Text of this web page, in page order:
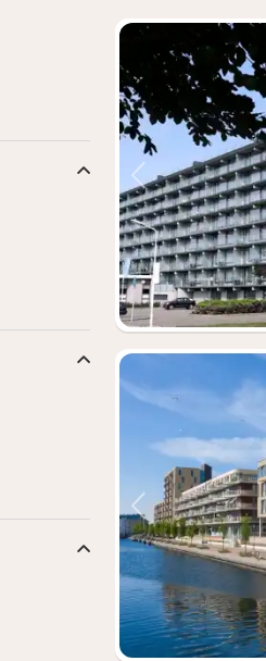
Vorige foto
Vorige foto